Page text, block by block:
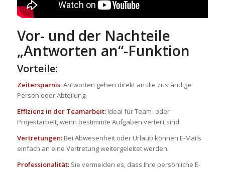
Vor- und der Nachteile
„Antworten an“-Funktion
Vorteile:
Zeitersparnis: Antworten gehen direkt an die zuständige
Person oder Abteilung.
Effizienz in der Teamarbeit:Ideal für Team- oder
Projektarbeit, wenn bestimmte Aufgaben verteilt sind.
Vertretungen:Bei Abwesenheit oder Urlaub können E-Mails
einfach an eine Vertretung weitergeleitet werden.
Professionalität:Sie vermeiden es, dass Ihre persönliche E-